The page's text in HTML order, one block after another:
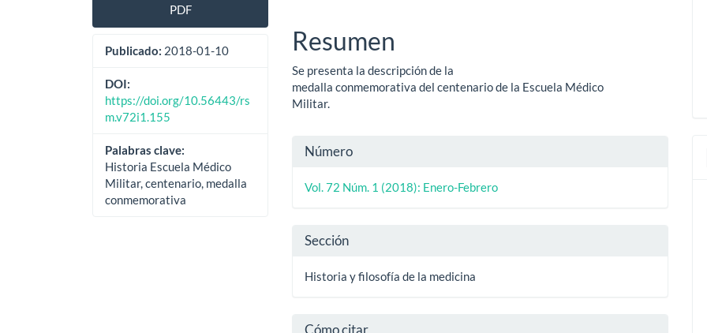
lateral
del
artículo
PDF
Publicado: 2018-01-10
DOI:
https://doi.org/10.56443/rs
m.v72i1.155
Palabras clave:
Historia Escuela Médico
Militar, centenario, medalla
conmemorativa
principal
del
artículo
Resumen
Se presenta la descripción de la
medalla conmemorativa del centenario de la Escuela Médico
Militar.
Detalles
del
Número
Vol. 72 Núm. 1 (2018): Enero-Febrero
Sección
Historia y filosofía de la medicina
Cómo citar